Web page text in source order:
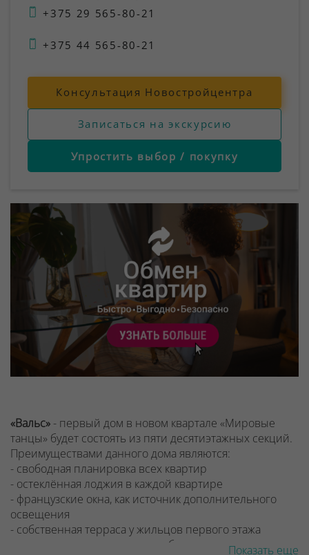
+375 29 565-80-21
+375 44 565-80-21
Консультация Новостройцентра
Записаться на экскурсию
Упростить выбор / покупку
«Вальс» - первый дом в новом квартале «Мировые
танцы» будет состоять из пяти десятиэтажных секций.
Преимуществами данного дома являются:
- свободная планировка всех квартир
- остеклённая лоджия в каждой квартире
- французские окна, как источник дополнительного
освещения
- собственная терраса у жильцов первого этажа
- консьерж и система видеонаблюдения
Показать еще